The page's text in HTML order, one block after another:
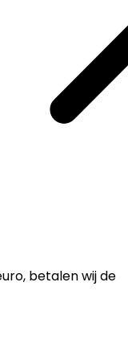
betalen wij de